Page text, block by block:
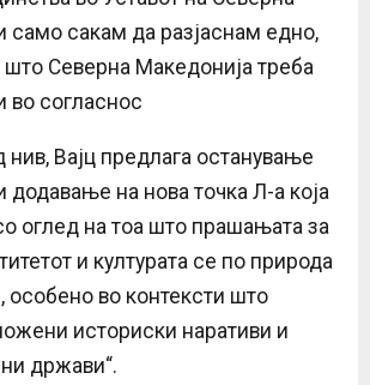
само сакам да разјаснам едно,
Северна Македонија треба
во согласнос
нив, Вајц предлага останување
додавање на нова точка Л-а која
оглед на тоа што прашањата за
и културата се по природа
особено во контексти што
историски наративи и
држави“.